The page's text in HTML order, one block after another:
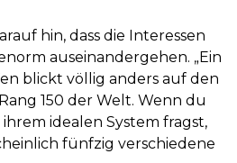
hin, dass die Interessen
auseinandergehen. „Ein
blickt völlig anders auf den
150 der Welt. Wenn du
idealen System fragst,
fünfzig verschiedene